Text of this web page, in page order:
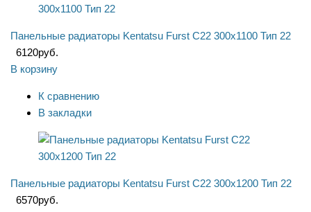
Панельные радиаторы Kentatsu Furst C22 300x1100 Тип 22
6120руб.
В корзину
К сравнению
В закладки
Панельные радиаторы Kentatsu Furst C22 300x1200 Тип 22
6570руб.